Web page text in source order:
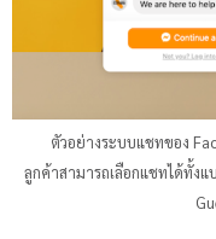
ตัวอย่างระบบแชทของ
ลูกค้าสามารถเลือกแชทได้ทั้งแ